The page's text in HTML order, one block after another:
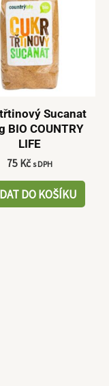
Sucanat
BIO COUNTRY
LIFE
75 Kč s DPH
DO KOŠÍKU